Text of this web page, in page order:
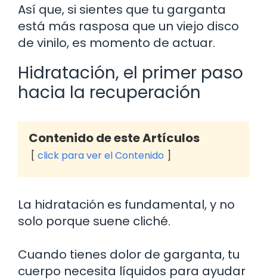
Así que, si sientes que tu garganta
está más rasposa que un viejo disco
de vinilo, es momento de actuar.
Hidratación, el primer paso
hacia la recuperación
Contenido de este Artículos
click para ver el Contenido
La hidratación es fundamental, y no
solo porque suene cliché.
Cuando tienes dolor de garganta, tu
cuerpo necesita líquidos para ayudar